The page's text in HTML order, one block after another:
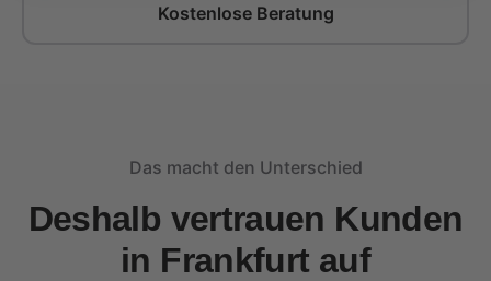
Kostenlose Beratung
Das macht den Unterschied
Deshalb vertrauen Kunden
in Frankfurt auf